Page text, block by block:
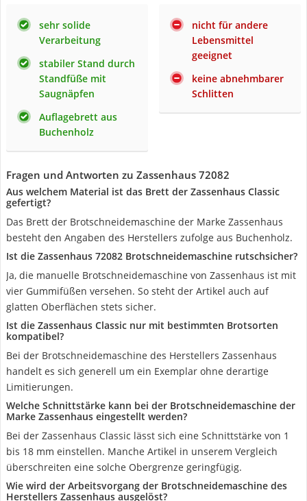
sehr solide
Verarbeitung
stabiler Stand durch
Standfüße mit
Saugnäpfen
Auflagebrett aus
Buchenholz
nicht für andere
Lebensmittel
geeignet
keine abnehmbarer
Schlitten
Fragen und Antworten zu Zassenhaus 72082
Aus welchem Material ist das Brett der Zassenhaus Classic
gefertigt?
Das Brett der Brotschneidemaschine der Marke Zassenhaus
besteht den Angaben des Herstellers zufolge aus Buchenholz.
Ist die Zassenhaus 72082 Brotschneidemaschine rutschsicher?
Ja, die manuelle Brotschneidemaschine von Zassenhaus ist mit
vier Gummifüßen versehen. So steht der Artikel auch auf
glatten Oberflächen stets sicher.
Ist die Zassenhaus Classic nur mit bestimmten Brotsorten
kompatibel?
Bei der Brotschneidemaschine des Herstellers Zassenhaus
handelt es sich generell um ein Exemplar ohne derartige
Limitierungen.
Welche Schnittstärke kann bei der Brotschneidemaschine der
Marke Zassenhaus eingestellt werden?
Bei der Zassenhaus Classic lässt sich eine Schnittstärke von 1
bis 18 mm einstellen. Manche Artikel in unserem Vergleich
überschreiten eine solche Obergrenze geringfügig.
Wie wird der Arbeitsvorgang der Brotschneidemaschine des
Herstellers Zassenhaus ausgelöst?